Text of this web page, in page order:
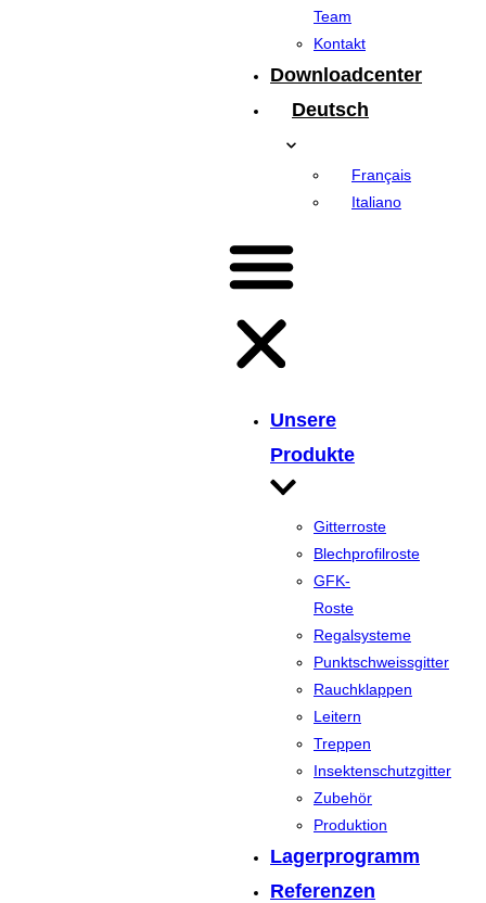
Team
Kontakt
Downloadcenter
Deutsch
Français
Italiano
Unsere
Produkte
Gitterroste
Blechprofilroste
GFK-
Roste
Regalsysteme
Punktschweissgitter
Rauchklappen
Leitern
Treppen
Insektenschutzgitter
Zubehör
Produktion
Lagerprogramm
Referenzen